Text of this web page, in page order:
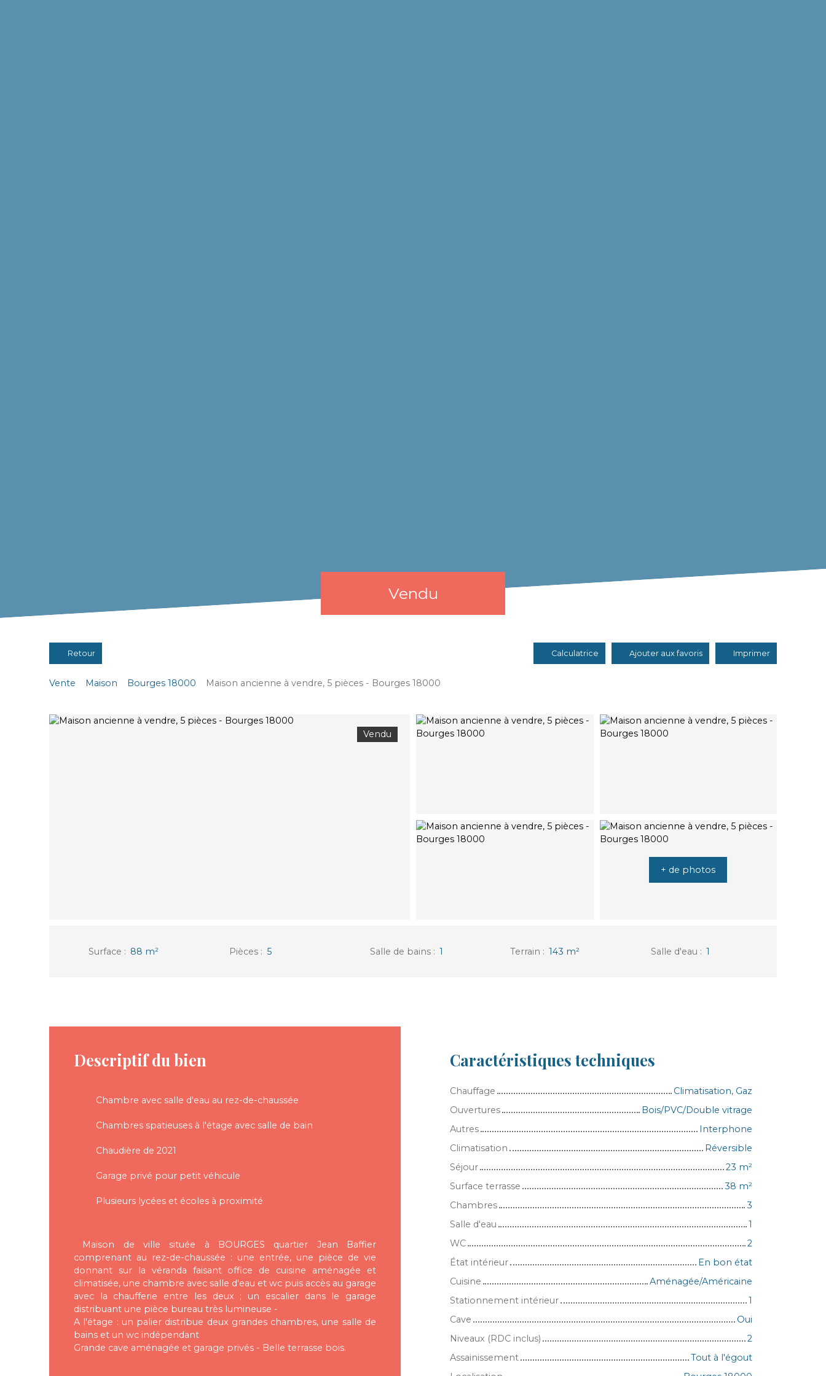
Vendu
Retour Calculatrice Ajouter aux favoris Imprimer
Vente Maison Bourges 18000 Maison ancienne à vendre, 5 pièces - Bourges 18000
Vendu
+ de photos
Surface : 88 m² Pièces: 5 Salle de bains: 1 Terrain : 143 m² Salle d'eau : 1
Descriptif du bien
Chambre avec salle d'eau au rez-de-chaussée
Chambres spatieuses à l'étage avec salle de bain
Chaudière de 2021
Garage privé pour petit véhicule
Plusieurs lycées et écoles à proximité
Maison de ville située à BOURGES quartier Jean Baffier
comprenant au rez-de-chaussée : une entrée, une pièce de vie
donnant sur la véranda faisant office de cuisine aménagée et
climatisée, une chambre avec salle d'eau et wc puis accès au garage
avec la chaufferie entre les deux ; un escalier dans le garage
distribuant une pièce bureau très lumineuse -
A l'étage : un palier distribue deux grandes chambres, une salle de
bains et un wc indépendant
Grande cave aménagée et garage privés - Belle terrasse bois.
Caractéristiques techniques
Chauffage
Climatisation, Gaz
Ouvertures
Bois/PVC/Double vitrage
Autres
Interphone
Climatisation
Réversible
Séjour
23 m²
Surface terrasse
38 m²
Chambres
3
Salle d'eau
1
WC
2
État intérieur
En bon état
Cuisine
Aménagée/Américaine
Stationnement intérieur
1
Cave
Oui
Niveaux (RDC inclus)
2
Assainissement
Tout à l'égout